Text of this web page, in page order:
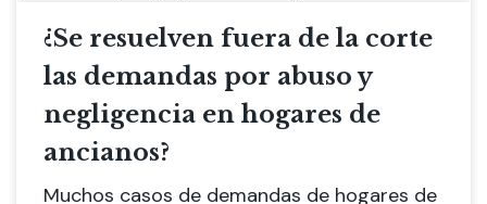
¿Se resuelven fuera de la corte
las demandas por abuso y
negligencia en hogares de
ancianos?
Muchos casos de demandas de hogares de